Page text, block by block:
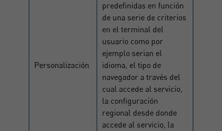
Personalización
predefinidas en función
de una serie de criterios
en el terminal del
usuario como por
ejemplo serian el
idioma, el tipo de
navegador a través del
cual accede al servicio,
la configuración
regional desde donde
accede al servicio, la